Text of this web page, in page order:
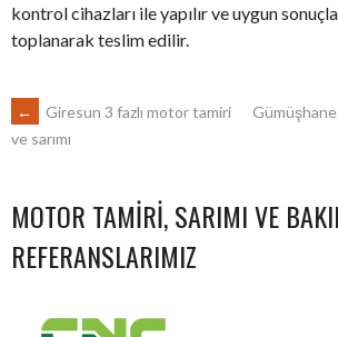
kontrol cihazları ile yapılır ve uygun
toplanarak teslim edilir.
POST
NAVIGATION
←
Giresun 3 fazlı motor tamiri
ve sarımı
MOTOR TAMIRI, SARIMI VE
REFERANSLARIMIZ